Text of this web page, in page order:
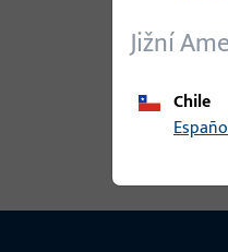
Zobrazit
Jižní
Chile